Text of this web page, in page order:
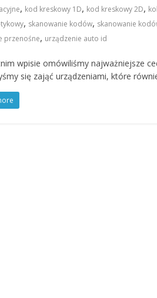
, kod kreskowy 1D, kod kreskowy 2D,
, skanowanie kodów, skanowanie
przenośne, urządzenie auto id
wpisie omówiliśmy najważniejsze
się zająć urządzeniami, które